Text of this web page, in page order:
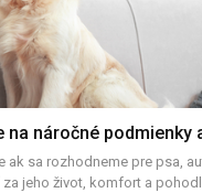
na náročné podmienky
ak sa rozhodneme pre psa,
jeho život, komfort a